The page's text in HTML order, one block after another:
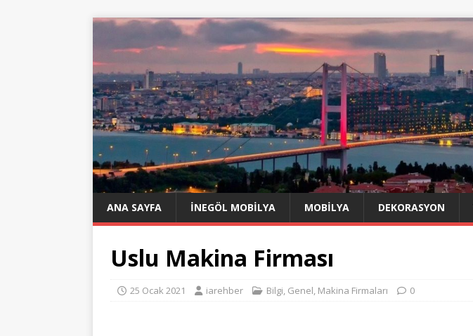
ANA SAYFA İNEGÖL MOBILYA MOBILYA DEKORASYON
Uslu Makina Firması
25 Ocak 2021 iarehber Bilgi, Genel, Makina Firmaları 0